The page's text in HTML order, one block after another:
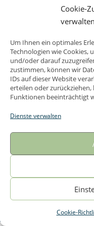
Cookie-
verwalten
Um Ihnen ein optimales
Technologien wie Cookies,
und/oder darauf
zustimmen, können wir
IDs auf dieser Website
erteilen oder
Funktionen beeinträchtigt
Dienste verwalten
Cookie-
Weltfrauentag
Weltfrauentag Der
unterstützt den
wahren Architekten der